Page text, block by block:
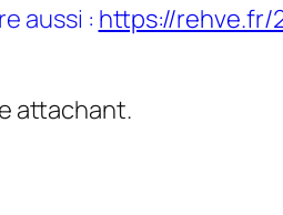
aussi : https://rehve.fr/
attachant.